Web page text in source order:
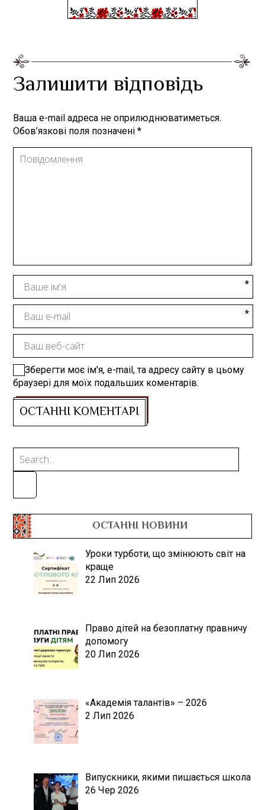
Залишити відповідь
Ваша e-mail адреса не оприлюднюватиметься.
Обов’язкові поля позначені*
Зберегти моє ім'я, e-mail, та адресу сайту в цьому
браузері для моїх подальших коментарів.
ОСТАННІ НОВИНИ
Уроки турботи, що змінюють світ на
краще
22 Лип 2026
Право дітей на безоплатну правничу
допомогу
20 Лип 2026
«Академія талантів» – 2026
2 Лип 2026
Випускники, якими пишається школа
26 Чер 2026